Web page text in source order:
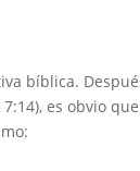
bíblica.
es obvio que